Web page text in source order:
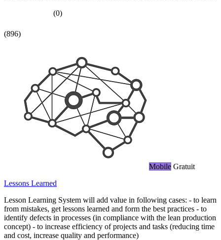
(0)
(896)
Mobile Gratuit
Lessons Learned
Lesson Learning System will add value in following cases: - to learn
from mistakes, get lessons learned and form the best practices - to
identify defects in processes (in compliance with the lean production
concept) - to increase efficiency of projects and tasks (reducing time
and cost, increase quality and performance)